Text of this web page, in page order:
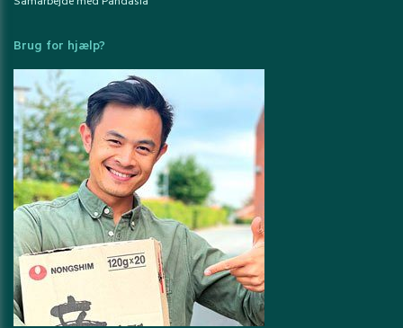
Samarbejde med Pandasia
Brug for hjælp?